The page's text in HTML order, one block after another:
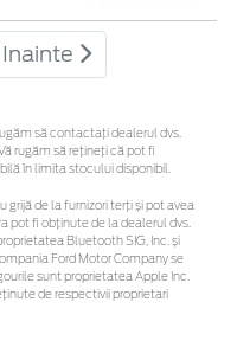
Inainte
să contactaţi dealerul dvs.
rugăm să rețineți că pot fi
în limita stocului disponibil.
de la furnizori terți și pot avea
pot fi obținute de la dealerul dvs.
Bluetooth SIG, Inc. și
Ford Motor Company se
sunt proprietatea Apple Inc.
de respectivii proprietari